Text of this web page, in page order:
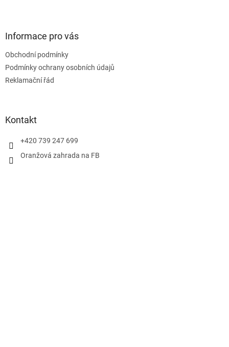
Informace pro vás
Obchodní podmínky
Podmínky ochrany osobních údajů
Reklamační řád
Kontakt
+420 739 247 699
Oranžová zahrada na FB